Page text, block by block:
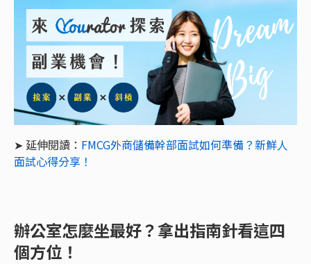
➤ 延伸閱讀： FMCG外商儲備幹部面試如何準備？新鮮人
面試心得分享！
辦公室怎麼坐最好？拿出指南針看這四
個方位！